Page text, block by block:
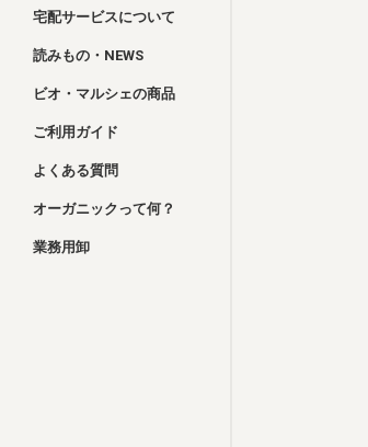
宅配サービスについて
読みもの・NEWS
ビオ・マルシェの商品
ご利用ガイド
よくある質問
オーガニックって何？
業務用卸